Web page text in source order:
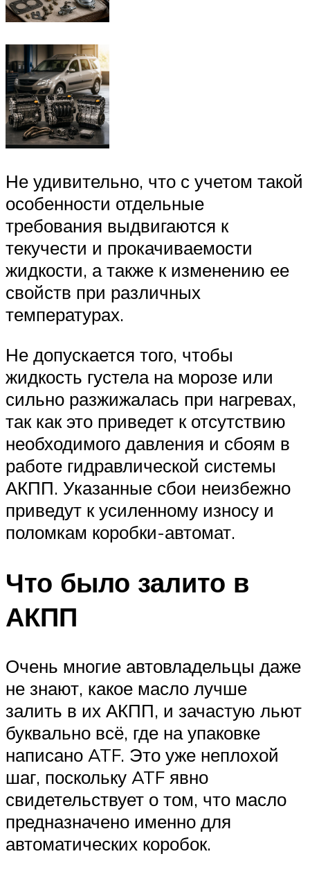
Не удивительно, что с учетом такой
особенности отдельные
требования выдвигаются к
текучести и прокачиваемости
жидкости, а также к изменению ее
свойств при различных
температурах.
Не допускается того, чтобы
жидкость густела на морозе или
сильно разжижалась при нагревах,
так как это приведет к отсутствию
необходимого давления и сбоям в
работе гидравлической системы
АКПП. Указанные сбои неизбежно
приведут к усиленному износу и
поломкам коробки-автомат.
Что было залито в
АКПП
Очень многие автовладельцы даже
не знают, какое масло лучше
залить в их АКПП, и зачастую льют
буквально всё, где на упаковке
написано ATF. Это уже неплохой
шаг, поскольку ATF явно
свидетельствует о том, что масло
предназначено именно для
автоматических коробок.